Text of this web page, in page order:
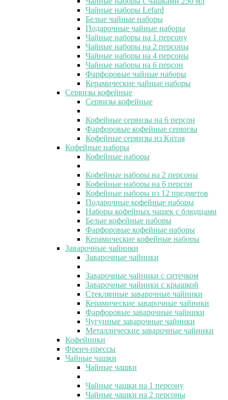
Чайные наборы Lefard
Белые чайные наборы
Подарочные чайные наборы
Чайные наборы на 1 персону
Чайные наборы на 2 персоны
Чайные наборы на 4 персоны
Чайные наборы на 6 персон
Фарфоровые чайные наборы
Керамические чайные наборы
Сервизы кофейные
Сервизы кофейные
Кофейные сервизы на 6 персон
Фарфоровые кофейные сервизы
Кофейные сервизы из Китая
Кофейные наборы
Кофейные наборы
Кофейные наборы на 2 персоны
Кофейные наборы на 6 персон
Кофейные наборы из 12 предметов
Подарочные кофейные наборы
Наборы кофейных чашек с блюдцами
Белые кофейные наборы
Фарфоровые кофейные наборы
Керамические кофейные наборы
Заварочные чайники
Заварочные чайники
Заварочные чайники с ситечком
Заварочные чайники с крышкой
Стеклянные заварочные чайники
Керамические заварочные чайники
Фарфоровые заварочные чайники
Чугунные заварочные чайники
Металлические заварочные чайники
Кофейники
Френч-прессы
Чайные чашки
Чайные чашки
Чайные чашки на 1 персону
Чайные чашки на 2 персоны